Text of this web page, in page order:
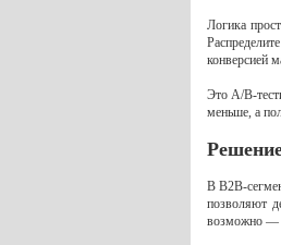
Логика
конверсией
Это A/B-
меньше, а
В B2B-
позволяют
возможно —